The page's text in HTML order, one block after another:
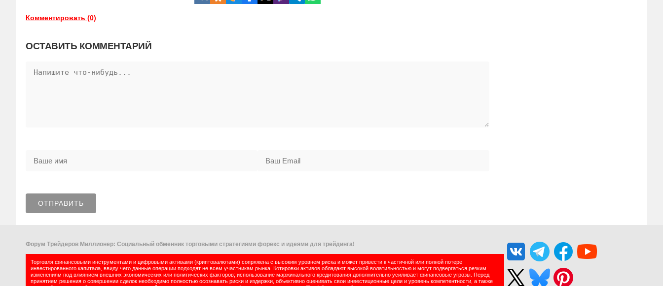
Комментировать (0)
ОСТАВИТЬ КОММЕНТАРИЙ
Форум Трейдеров Миллионер: Социальный обменник торговыми стратегиями форекс и идеями для трейдинга!
Торговля финансовыми инструментами и цифровыми активами (криптовалютами) сопряжена с высоким уровнем риска и может привести к частичной или полной потере
инвестированного капитала, ввиду чего данные операции подходят не всем участникам рынка. Котировки активов обладают высокой волатильностью и могут подвергаться резким
изменениям под влиянием внешних экономических или политических факторов; использование маржинального кредитования дополнительно усиливает финансовые угрозы. Перед
принятием решения о совершении сделок необходимо полностью осознавать риски и издержки, объективно оценивать свои инвестиционные цели и уровень компетентности, а также